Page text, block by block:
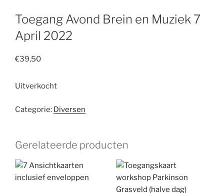
Toegang Avond Brein en Muziek 7
April 2022
€39,50
Uitverkocht
Categorie: Diversen
Gerelateerde producten